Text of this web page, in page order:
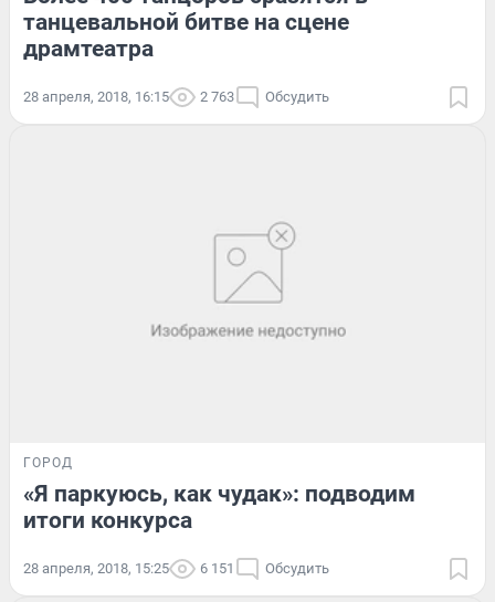
танцевальной битве на сцене
драмтеатра
28 апреля, 2018, 16:15 2 763 Обсудить
ГОРОД
«Я паркуюсь, как чудак»: подводим
итоги конкурса
28 апреля, 2018, 15:25 6 151 Обсудить